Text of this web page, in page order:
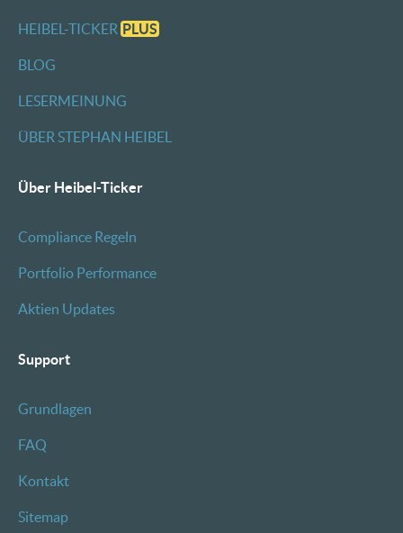
HEIBEL-TICKER PLUS
BLOG
LESERMEINUNG
ÜBER STEPHAN HEIBEL
Über Heibel-Ticker
Compliance Regeln
Portfolio Performance
Aktien Updates
Support
Grundlagen
FAQ
Kontakt
Sitemap